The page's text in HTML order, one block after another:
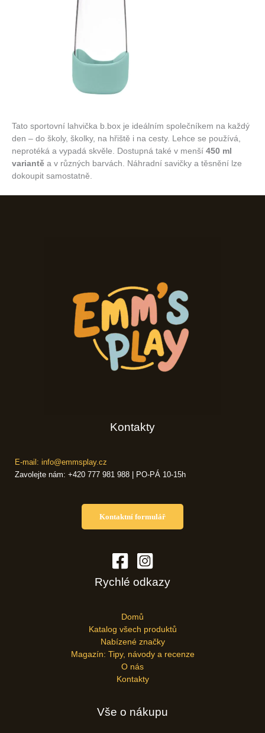
Tato sportovní lahvička b.box je ideálním společníkem na každý
den – do školy, školky, na hřiště i na cesty. Lehce se používá,
neprotéká a vypadá skvěle. Dostupná také v menší 450 ml
variantě a v různých barvách. Náhradní savičky a těsnění lze
dokoupit samostatně.
Kontakty
E-mail: info@emmsplay.cz
Zavolejte nám: +420 777 981 988 | PO-PÁ 10-15h
Kontaktní formulář
Rychlé odkazy
Domů
Katalog všech produktů
Nabízené značky
Magazín: Tipy, návody a recenze
O nás
Kontakty
Vše o nákupu